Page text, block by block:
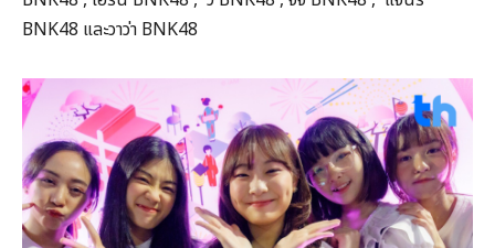
BNK48 และวาว่า BNK48